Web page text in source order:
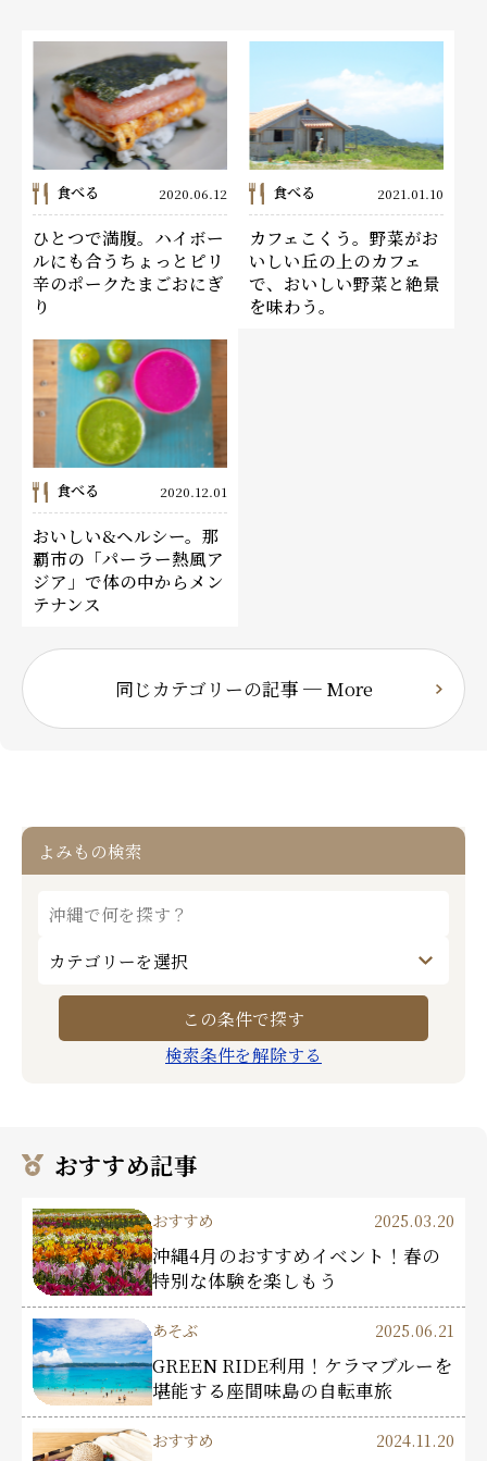
食べる 2020.06.12
ひとつで満腹。ハイボー
ルにも合うちょっとピリ
辛のポークたまごおにぎ
り
食べる 2021.01.10
カフェこくう。野菜がお
いしい丘の上のカフェ
で、おいしい野菜と絶景
を味わう。
食べる 2020.12.01
おいしい&ヘルシー。那
覇市の「パーラー熱風ア
ジア」で体の中からメン
テナンス
同じカテゴリーの記事 ─ More
よみもの検索
検索条件を解除する
おすすめ記事
おすすめ 2025.03.20
沖縄4月のおすすめイベント！春の
特別な体験を楽しもう
あそぶ 2025.06.21
GREEN RIDE利用！ケラマブルーを
堪能する座間味島の自転車旅
おすすめ 2024.11.20